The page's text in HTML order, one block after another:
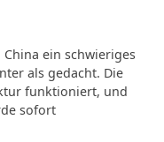
ein schwieriges
als gedacht. Die
funktioniert, und
sofort